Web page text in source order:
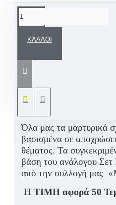
ΚΑΛΆΘΙ
από δερμάτινο μπονζέ
μπεζ, φυσικό, ροζ ή
Όλα μας τα μαρτυρικά
βασισμένα σε
θέματος. Τα
βάση του ανάλογου Σετ
από την συλλογή μας
Η ΤΙΜΗ αφορά 50